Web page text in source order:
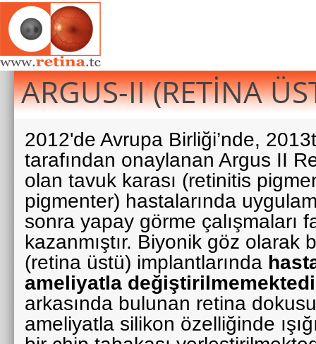
ARGUS-II (RETİNA
2012'de Avrupa Birliği’nde,
tarafından onaylanan Argus II
olan tavuk karası (retinitis
pigmenter) hastalarında
sonra yapay görme çalışmaları
kazanmıştır. Biyonik göz olarak
(retina üstü) implantlarında
ameliyatla
arkasında bulunan retina
ameliyatla silikon özelliğinde